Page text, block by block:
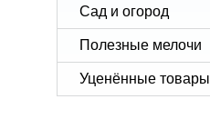
Сад и огород
Полезные мелочи
Уценённые товары